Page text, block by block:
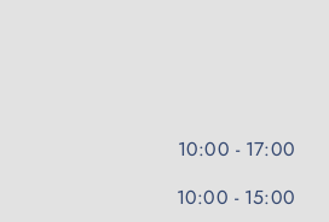
10:00 - 17:00
10:00 - 15:00